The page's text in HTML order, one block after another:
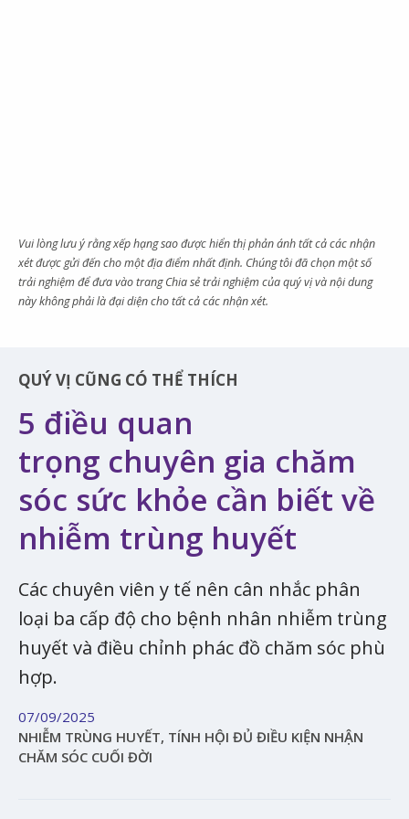
Vui lòng lưu ý rằng xếp hạng sao được hiển thị phản ánh tất cả các nhận
xét được gửi đến cho một địa điểm nhất định. Chúng tôi đã chọn một số
trải nghiệm để đưa vào trang Chia sẻ trải nghiệm của quý vị và nội dung
này không phải là đại diện cho tất cả các nhận xét.
QUÝ VỊ CŨNG CÓ THỂ THÍCH
5 điều quan
trọng chuyên gia chăm
sóc sức khỏe cần biết về
nhiễm trùng huyết
Các chuyên viên y tế nên cân nhắc phân
loại ba cấp độ cho bệnh nhân nhiễm trùng
huyết và điều chỉnh phác đồ chăm sóc phù
hợp.
07/09/2025
NHIỄM TRÙNG HUYẾT, TÍNH HỘI ĐỦ ĐIỀU KIỆN NHẬN
CHĂM SÓC CUỐI ĐỜI